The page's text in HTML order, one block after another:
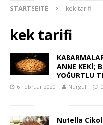
STARTSEITE kek tarifi
kek tarifi
ANNE KEKİ;
YOĞURTLU
6 Februar 2020 Nurgül 0
Nutella